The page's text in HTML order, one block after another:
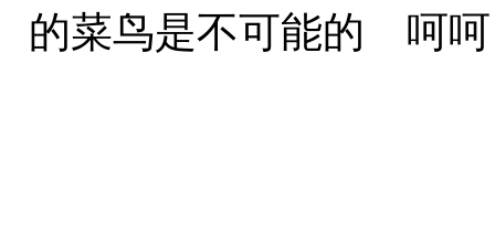
的菜鸟是不可能的 呵呵